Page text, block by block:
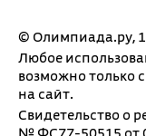
© Олимпиада.ру,
Любое
возможно только
на сайт.
Свидетельство о
№ ФС77-50515 от